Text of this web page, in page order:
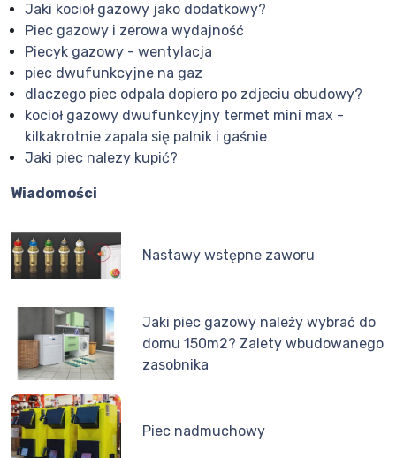
Jaki kocioł gazowy jako dodatkowy?
Piec gazowy i zerowa wydajność
Piecyk gazowy - wentylacja
piec dwufunkcyjne na gaz
dlaczego piec odpala dopiero po zdjeciu obudowy?
kocioł gazowy dwufunkcyjny termet mini max -
kilkakrotnie zapala się palnik i gaśnie
Jaki piec nalezy kupić?
Wiadomości
Nastawy wstępne zaworu
Jaki piec gazowy należy wybrać do
domu 150m2? Zalety wbudowanego
zasobnika
Piec nadmuchowy